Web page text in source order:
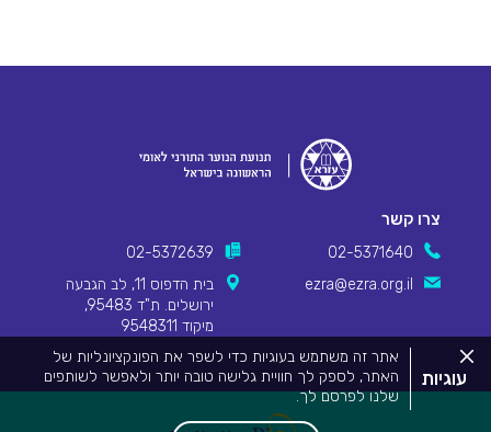
עוגיות
אתר זה משתמש בעוגיות כדי לשפר את הפונקציונליות של
האתר, לספק לך חוויית גלישה טובה יותר ולאפשר לשותפים
שלנו לפרסם לך.
מידע המפרט על השימוש בעוגיות באתר זה וכיצד ניתן לדחות
סגור
את
מדיניות
צרו קשר
02-5371640
02-5372639
ezra@ezra.org.il
בית הדפוס 11, לב הגבעה
ירושלים. ת"ד 95483,
מיקוד 9548311
Pionet Logo